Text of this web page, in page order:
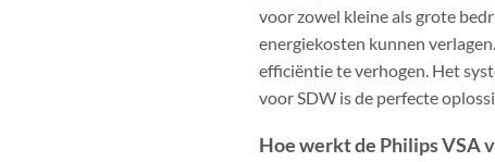
voor zowel kleine als grote
energiekosten kunnen
efficiëntie te verhogen. Het
voor SDW is de perfecte
Hoe werkt de Philips VSA